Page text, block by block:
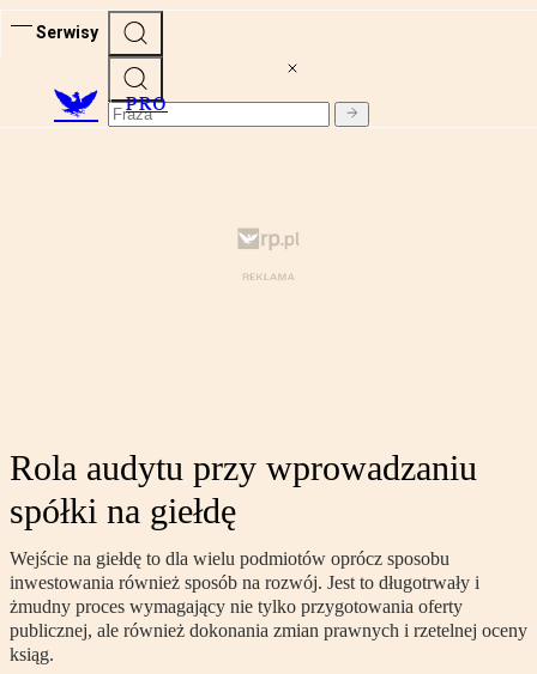
Serwisy
PRO
Rola audytu przy wprowadzaniu
spółki na giełdę
Wejście na giełdę to dla wielu podmiotów oprócz sposobu
inwestowania również sposób na rozwój. Jest to długotrwały i
żmudny proces wymagający nie tylko przygotowania oferty
publicznej, ale również dokonania zmian prawnych i rzetelnej oceny
ksiąg.